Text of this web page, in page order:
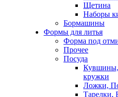
Щетина
Наборы
Бормашины
Формы для литья
Форма под
Прочее
Посуда
кружки
Ложки,
Тарелки,